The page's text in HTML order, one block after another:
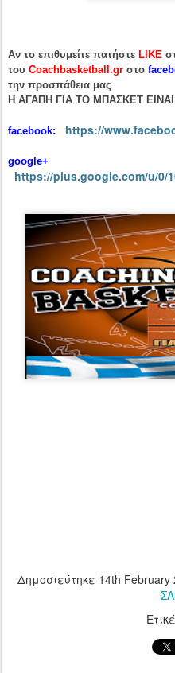
Αν το επιθυμείτε πατήστε LIKE
του Coachbasketball.gr στο
την προσπάθεια μας
H ΑΓΑΠΗ ΓΙΑ ΤΟ ΜΠΑΣΚΕΤ
facebook: https://
google+
https://plus.google.com/u/0/
Δημοσιεύτηκε 14th February